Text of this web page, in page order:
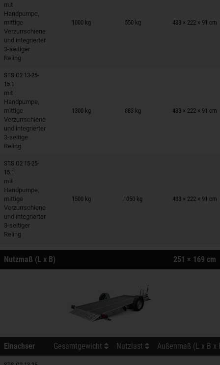
mit
Handpumpe,
mittige
Verzurrschiene
und integrierter
3-seitiger
Reling
1000 kg 550 kg 433 × 222 × 91 cm
auf Merkzettel
STS O2 13-25-
15.1
mit
Handpumpe,
mittige
Verzurrschiene
und integrierter
3-seitige
Reling
1300 kg 883 kg 433 × 222 × 91 cm
auf Merkzettel
STS O2 15-25-
15.1
mit
Handpumpe,
mittige
Verzurrschiene
und integrierter
3-seitiger
Reling
1500 kg 1050 kg 433 × 222 × 91 cm
auf Merkzettel
Nutzmaß (L x B) 251 × 169 cm
Einachser Gesamtgewicht Nutzlast Außenmaß (L x B x